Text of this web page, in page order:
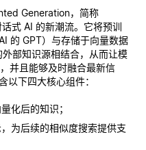
Generation，简称
式 AI 的新潮流。它将预训
的 GPT）与存储于向量数据
外部知识源相结合，从而让模
并且能够及时融合最新信
以下四大核心组件：
化后的知识；
为后续的相似度搜索提供支